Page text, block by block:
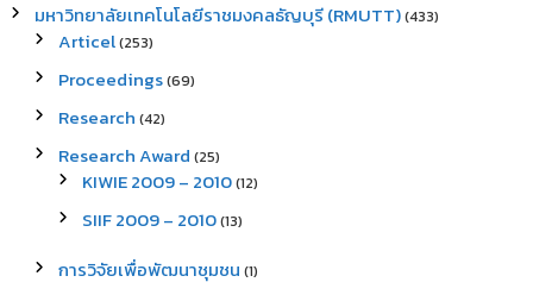
มหาวิทยาลัยเทคโนโลยีราชมงคลธัญบุรี (RMUTT)(433)
Articel(253)
Proceedings(69)
Research (42)
Research Award (25)
KIWIE 2009 – 2010(12)
SIIF 2009 – 2010(13)
การวิจัยเพื่อพัฒนาชุมชน (1)